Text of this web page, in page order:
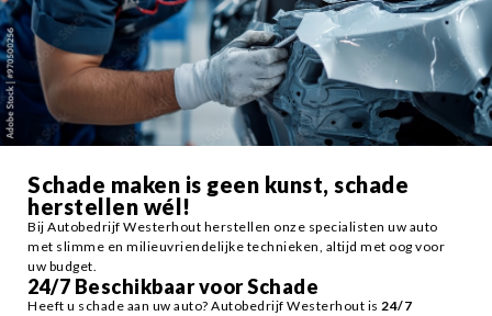
Schade maken is geen kunst, schade
herstellen wél!
Bij Autobedrijf Westerhout herstellen onze specialisten uw auto
met slimme en milieuvriendelijke technieken, altijd met oog voor
uw budget.
24/7 Beschikbaar voor Schade
Heeft u schade aan uw auto? Autobedrijf Westerhout is 24/7